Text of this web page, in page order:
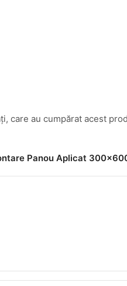
Panou Aplicat
care au cumpărat acest